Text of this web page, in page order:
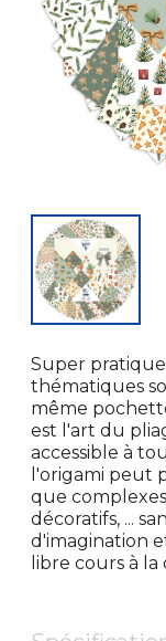
Super
thématiques
même
est l'art du
accessible à
l'origami peut
que
décoratifs, ...
d'imagination
libre cours à la